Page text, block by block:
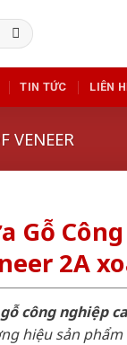
TIN TỨC LIÊN
VENEER
Gỗ
2A
công nghiệp
hiệu sản